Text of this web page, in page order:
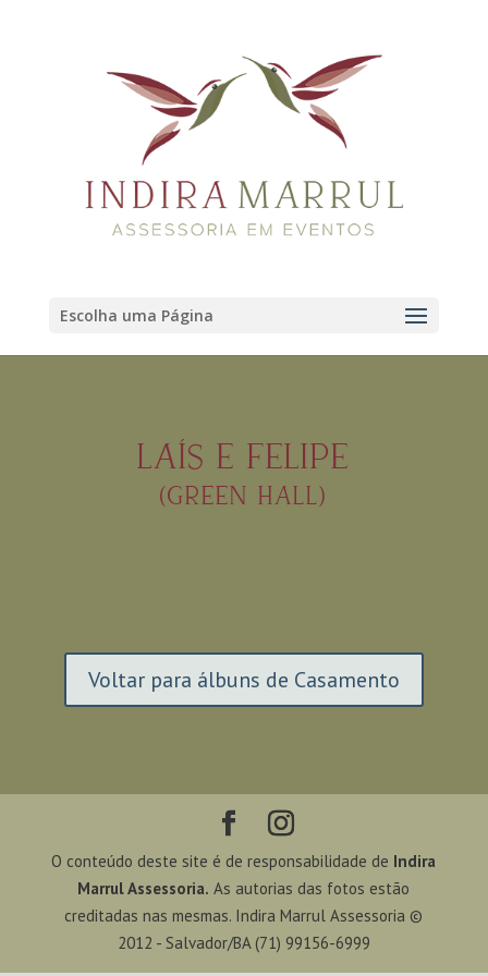
Escolha uma Página
LAÍS E FELIPE
(GREEN HALL)
Voltar para álbuns de Casamento
O conteúdo deste site é de responsabilidade de Indira
Marrul Assessoria. As autorias das fotos estão
creditadas nas mesmas. Indira Marrul Assessoria ©
2012 - Salvador/BA (71) 99156-6999